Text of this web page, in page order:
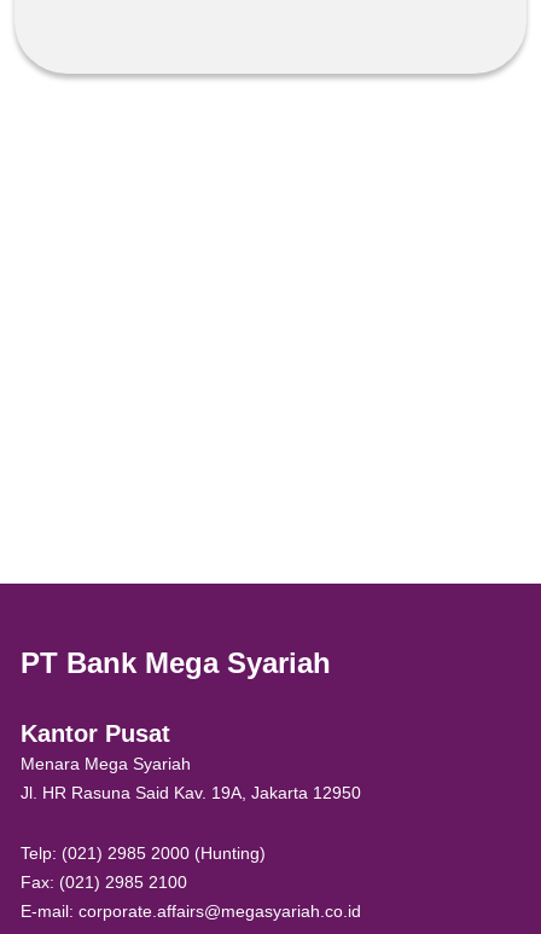
PT Bank Mega Syariah
Kantor Pusat
Menara Mega Syariah
Jl. HR Rasuna Said Kav. 19A, Jakarta 12950
Telp: (021) 2985 2000 (Hunting)
Fax: (021) 2985 2100
E-mail: corporate.affairs@megasyariah.co.id